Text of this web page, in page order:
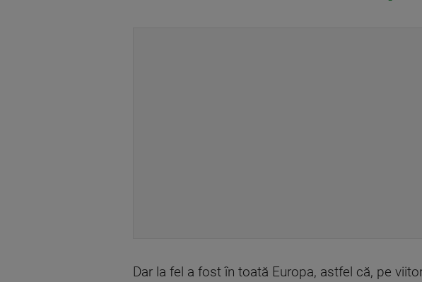
Dar la fel a fost în toată Europa, astfel că, pe